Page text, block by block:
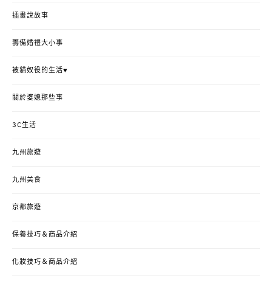
插畫說故事
籌備婚禮大小事
被貓奴役的生活♥
關於婆媳那些事
3C生活
九州旅遊
九州美食
京都旅遊
保養技巧＆商品介紹
化妝技巧＆商品介紹